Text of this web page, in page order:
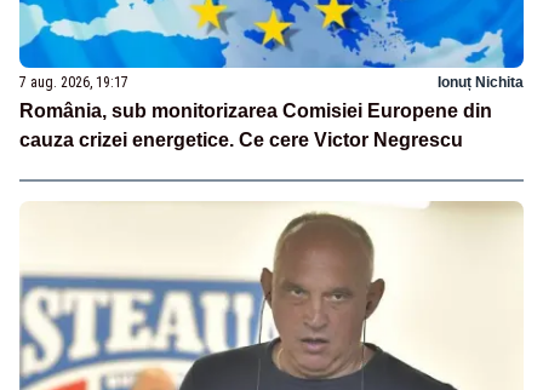
7 aug. 2026, 19:17 Ionuț Nichita
România, sub monitorizarea Comisiei Europene din
cauza crizei energetice. Ce cere Victor Negrescu